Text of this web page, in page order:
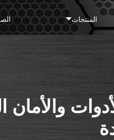
المنتجات
والأمان